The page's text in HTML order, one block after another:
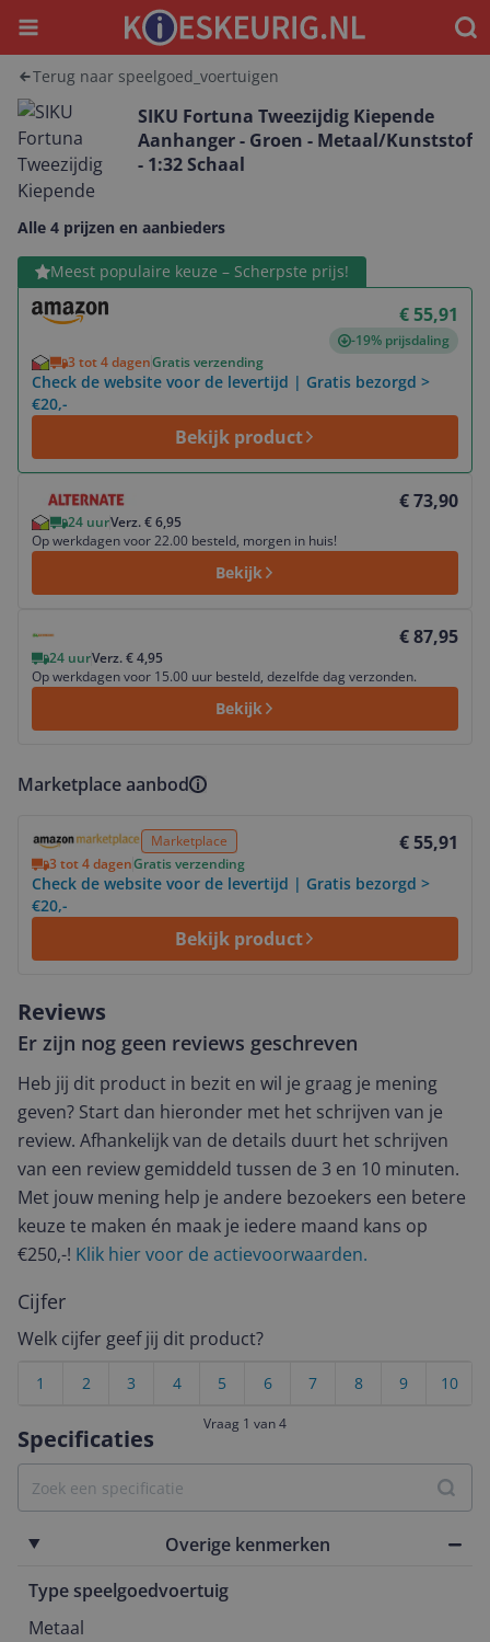
Menu
Terug naar speelgoed_voertuigen
SIKU Fortuna Tweezijdig Kiepende
Aanhanger - Groen - Metaal/Kunststof
- 1:32 Schaal
Alle 4 prijzen en aanbieders
Meest populaire keuze – Scherpste prijs!
€ 55,91
-19% prijsdaling
3 tot 4 dagenGratis verzending
Check de website voor de levertijd | Gratis bezorgd >
€20,-
Bekijk product
Bekijk product
€ 73,90
24 uurVerz. € 6,95
Op werkdagen voor 22.00 besteld, morgen in huis!
Bekijk
€ 87,95
24 uurVerz. € 4,95
Op werkdagen voor 15.00 uur besteld, dezelfde dag verzonden.
Bekijk
Marketplace aanbod
Marketplace € 55,91
3 tot 4 dagenGratis verzending
Check de website voor de levertijd | Gratis bezorgd >
€20,-
Bekijk product
Specificaties
Overige kenmerken
Type speelgoedvoertuig
Metaal
Reviews
Er zijn nog geen reviews geschreven
Heb jij dit product in bezit en wil je graag je mening
geven? Start dan hieronder met het schrijven van je
review. Afhankelijk van de details duurt het schrijven
van een review gemiddeld tussen de 3 en 10 minuten.
Met jouw mening help je andere bezoekers een betere
keuze te maken én maak je iedere maand kans op
€250,-! Klik hier voor de actievoorwaarden.
Cijfer
Welk cijfer geef jij dit product?
10
9
8
7
6
5
4
3
2
1
Vraag 1 van 4